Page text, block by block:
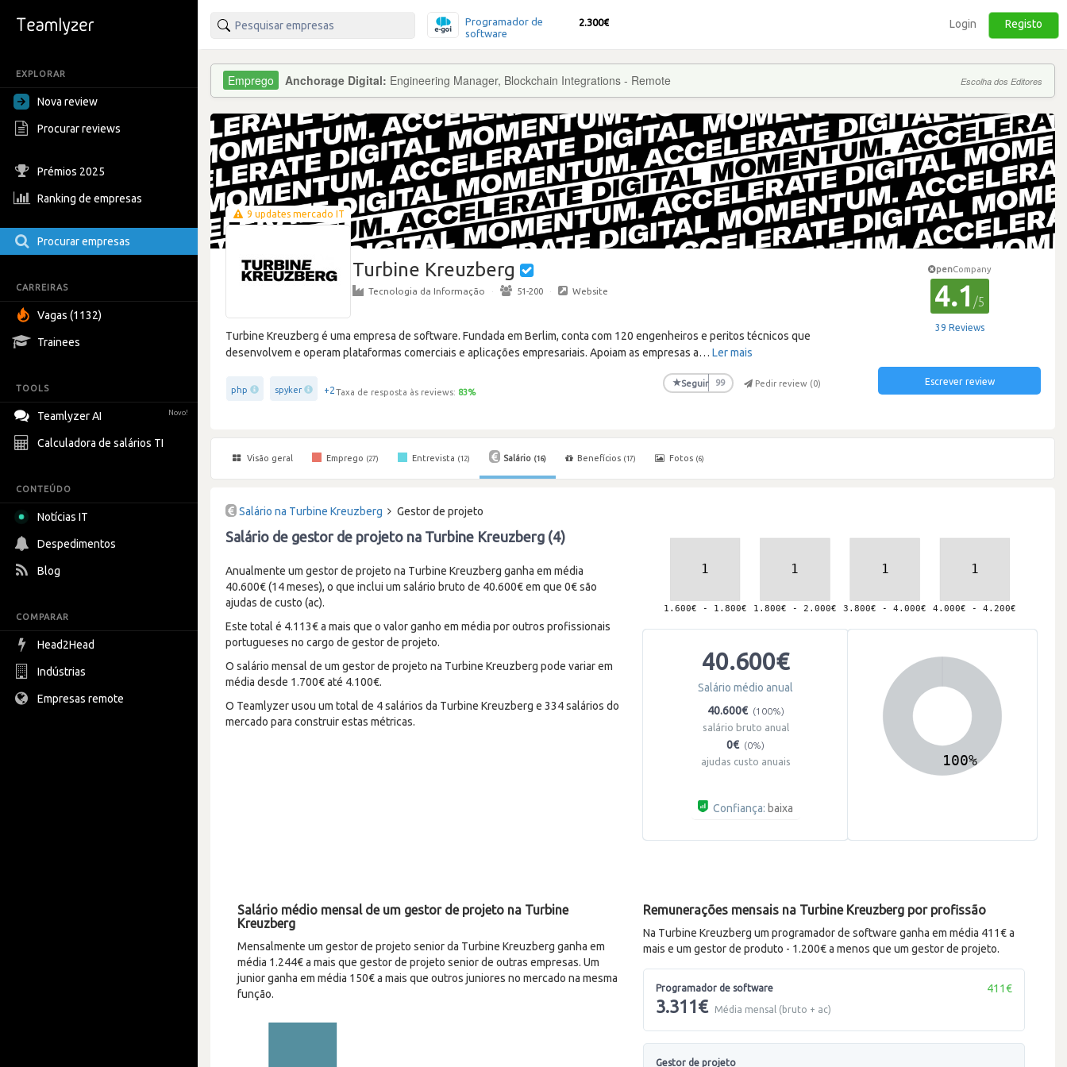
EXPLORAR
Nova review
Procurar reviews
Prémios 2025
Ranking de empresas
Procurar empresas
CARREIRAS
Vagas (1132)
Trainees
TOOLS
Teamlyzer AI Novo!
Calculadora de salários TI
CONTEÚDO
Notícias IT
Despedimentos
Blog
COMPARAR
Head2Head
Indústrias
Empresas remote
Programador de
software
2.300€ Login Registo
Anchorage Digital: Engineering Manager, Blockchain Integrations - Remote Escolha dos Editores
9 updates mercado IT
Turbine Kreuzberg
Tecnologia da Informação · 51-200 · Website
Turbine Kreuzberg é uma empresa de software. Fundada em Berlim, conta com 120 engenheiros e peritos técnicos que
desenvolvem e operam plataformas comerciais e aplicações empresariais. Apoiam as empresas a… Ler mais
php spyker +2Taxa de resposta às reviews: 83%
★Seguir 99 Pedir review (0)
penCompany
4.1 /5
39 Reviews
Escrever review
Visão geral Emprego (27) Entrevista (12) Salário (16) Benefícios (17) Fotos (6)
Salário na Turbine Kreuzberg Gestor de projeto
Salário de gestor de projeto na Turbine Kreuzberg (4)
Anualmente um gestor de projeto na Turbine Kreuzberg ganha em média
40.600€ (14 meses), o que inclui um salário bruto de 40.600€ em que 0€ são
ajudas de custo (ac).
Este total é 4.113€ a mais que o valor ganho em média por outros profissionais
portugueses no cargo de gestor de projeto.
O salário mensal de um gestor de projeto na Turbine Kreuzberg pode variar em
média desde 1.700€ até 4.100€.
O Teamlyzer usou um total de 4 salários da Turbine Kreuzberg e 334 salários do
mercado para construir estas métricas.
40.600€
Salário médio anual
40.600€ (100%)
salário bruto anual
0€ (0%)
ajudas custo anuais
Confiança: baixa
Salário médio mensal de um gestor de projeto na Turbine
Kreuzberg
Mensalmente um gestor de projeto senior da Turbine Kreuzberg ganha em
média 1.244€ a mais que gestor de projeto senior de outras empresas. Um
junior ganha em média 150€ a mais que outros juniores no mercado na mesma
função.
Remunerações mensais na Turbine Kreuzberg por profissão
Na Turbine Kreuzberg um programador de software ganha em média 411€ a
mais e um gestor de produto - 1.200€ a menos que um gestor de projeto.
Programador de software
3.311€ Média mensal (bruto + ac)
411€
Gestor de projeto